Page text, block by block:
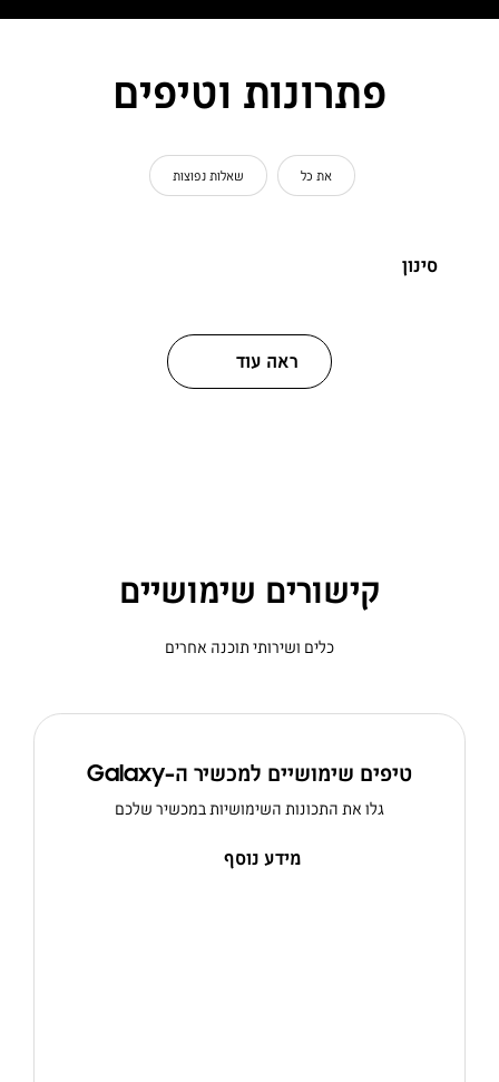
פתרונות וטיפים
את כל שאלות נפוצות
סינון
ראה עוד
קישורים שימושיים
כלים ושירותי תוכנה אחרים
טיפים שימושיים למכשיר ה-Galaxy
גלו את התכונות השימושיות במכשיר שלכם
מידע נוסף